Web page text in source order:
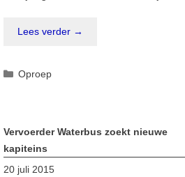
Lees verder →
Categorieën
Oproep
Vervoerder Waterbus zoekt nieuwe
kapiteins
20 juli 2015